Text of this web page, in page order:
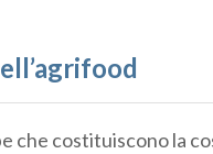
che costituiscono la